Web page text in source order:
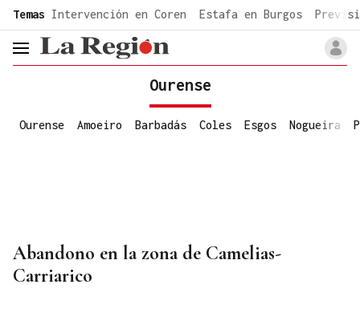
common.go-to-content
Temas Intervención en Coren Estafa en Burgos
header.menu.open
Ourense
Ourense Amoeiro Barbadás Coles Esgos Nogueira
Abandono en la zona de Camelias-
Carriarico